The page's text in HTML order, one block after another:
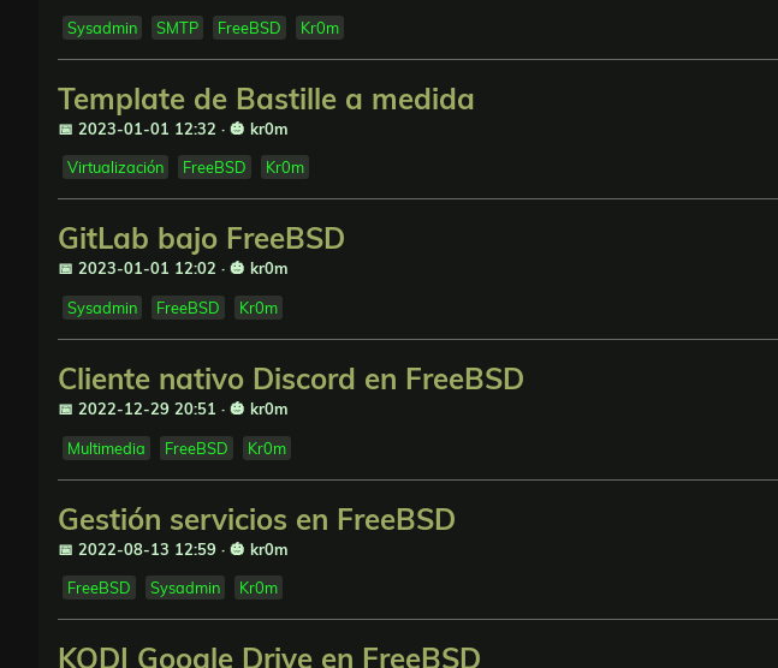
Sysadmin SMTP FreeBSD Kr0m
Template de Bastille a medida
📅 2023-01-01 12:32 · 🎃 kr0m
Virtualización FreeBSD Kr0m
GitLab bajo FreeBSD
📅 2023-01-01 12:02 · 🎃 kr0m
Sysadmin FreeBSD Kr0m
Cliente nativo Discord en FreeBSD
📅 2022-12-29 20:51 · 🎃 kr0m
Multimedia FreeBSD Kr0m
Gestión servicios en FreeBSD
📅 2022-08-13 12:59 · 🎃 kr0m
FreeBSD Sysadmin Kr0m
KODI Google Drive en FreeBSD